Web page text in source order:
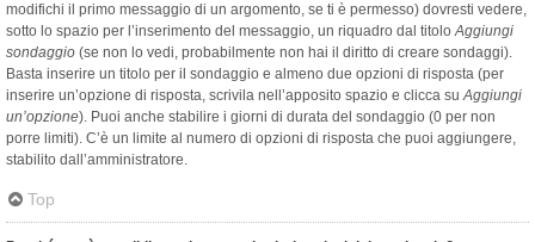
modifichi il primo messaggio di un argomento, se ti è permesso) dovresti vedere,
sotto lo spazio per l’inserimento del messaggio, un riquadro dal titoloAggiungi
sondaggio (se non lo vedi, probabilmente non hai il diritto di creare sondaggi).
Basta inserire un titolo per il sondaggio e almeno due opzioni di risposta (per
inserire un’opzione di risposta, scrivila nell’apposito spazio e clicca suAggiungi
un’opzione). Puoi anche stabilire i giorni di durata del sondaggio (0 per non
porre limiti). C’è un limite al numero di opzioni di risposta che puoi aggiungere,
stabilito dall’amministratore.
Top